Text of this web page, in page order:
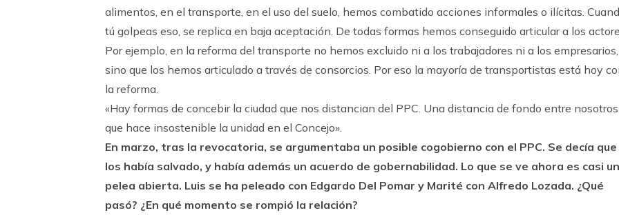
alimentos, en el transporte, en el uso del suelo, hemos combatido acciones informales o ilícitas.
tú golpeas eso, se replica en baja aceptación. De todas formas hemos conseguido articular a los
Por ejemplo, en la reforma del transporte no hemos excluido ni a los trabajadores ni a los empresarios,
sino que los hemos articulado a través de consorcios. Por eso la mayoría de transportistas está hoy
la reforma.
«Hay formas de concebir la ciudad que nos distancian del PPC. Una distancia de fondo entre nosotros
que hace insostenible la unidad en el Concejo».
En marzo, tras la revocatoria, se argumentaba un posible cogobierno con el PPC. Se decía que
los había salvado, y había además un acuerdo de gobernabilidad. Lo que se ve ahora es casi
pelea abierta. Luis se ha peleado con Edgardo Del Pomar y Marité con Alfredo Lozada. ¿Qué
pasó? ¿En qué momento se rompió la relación?